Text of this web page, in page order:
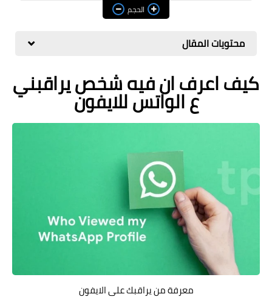
الربح من الانترنت
ذكاء اصطناعي
الحجم
محتويات المقال
كيف اعرف ان فيه شخص يراقبني
ع الواتس للايفون
معرفة من يراقبك على الايفون